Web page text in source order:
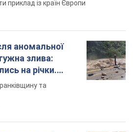
приклад із країн Європи
аномальної
злива:
на річки.
та